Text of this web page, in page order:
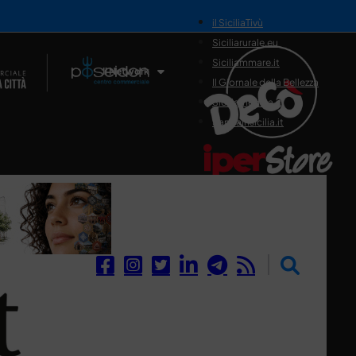
Il Network
il SiciliaTivù
Siciliarurale.eu
Siciliammare.it
Il Giornale della Bellezza
Siciliamedica.it
Sanitainsicilia.it